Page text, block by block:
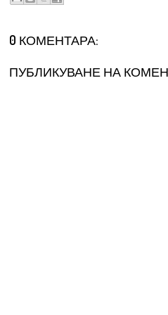
0 КОМЕНТАРА:
ПУБЛИКУВАНЕ НА